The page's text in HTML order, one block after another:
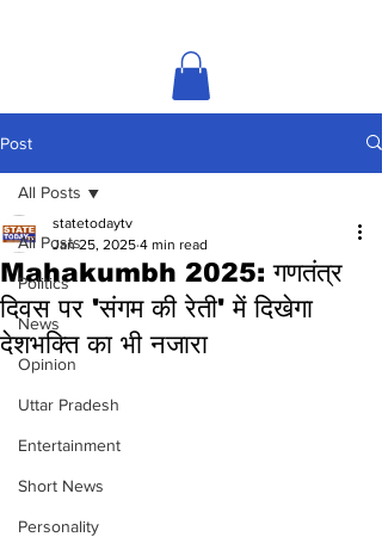
Post
All Posts
Politics
News
Opinion
Uttar Pradesh
Entertainment
Short News
Personality
All Posts
Mahakumbh 2025: गणतंत्र
दिवस पर 'संगम की रेती' में दिखेगा
देशभक्ति का भी नजारा
statetodaytv
Jan 25, 2025 4 min read